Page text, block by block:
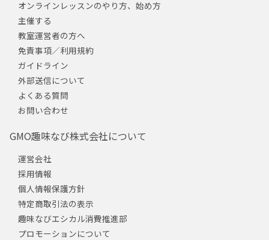
オンラインレッスンのやり方、始め方
主催する
教室運営者の方へ
免責事項／利用規約
ガイドライン
外部送信について
よくある質問
お問い合わせ
GMO趣味なび株式会社について
運営会社
採用情報
個人情報保護方針
特定商取引法の表示
趣味なびエシカル消費推進部
プロモーションについて